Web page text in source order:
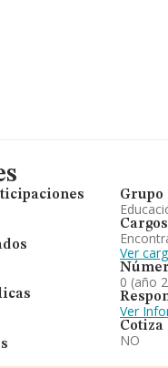
Grupo
Cargos
Ver
0 (año
Ver
Cotiza
NO